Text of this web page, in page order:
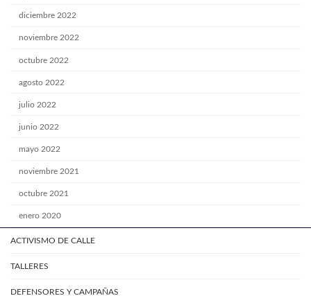
diciembre 2022
noviembre 2022
octubre 2022
agosto 2022
julio 2022
junio 2022
mayo 2022
noviembre 2021
octubre 2021
enero 2020
ACTIVISMO DE CALLE
TALLERES
DEFENSORES Y CAMPAÑAS